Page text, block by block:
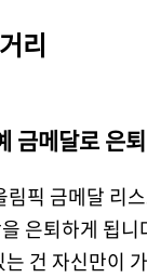
리
금메달로 은퇴
림픽 금메달 리
은퇴하게 됩
는 건 자신만이